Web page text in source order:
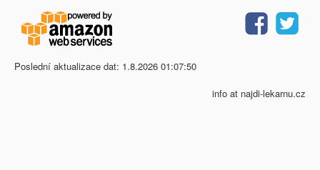
Poslední aktualizace dat: 1.8.2026 01:07:50
info at najdi-lekarnu.cz